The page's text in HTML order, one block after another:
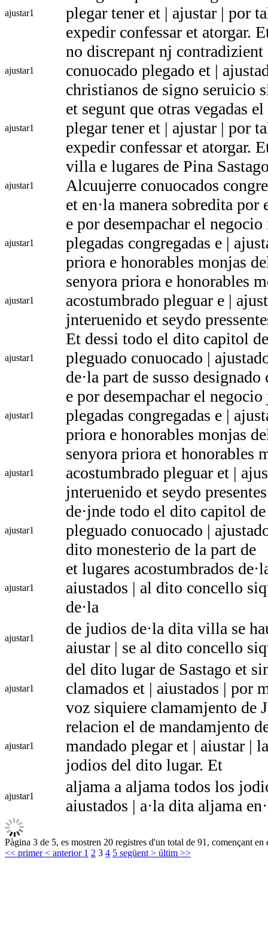
ajustar1
plegar tener et | ajustar | por
expedir confessar et atorgar.
ajustar1
no discrepant nj
conuocado plegado et |
christianos de signo seruicio
ajustar1
et segunt que otras vegadas
plegar tener et | ajustar | por
expedir confessar et atorgar.
ajustar1
villa e lugares de Pina
Alcuujerre conuocados
et en·la manera sobredita
ajustar1
e por desempachar el
plegadas congregadas e |
priora e honorables monjas
ajustar1
senyora priora e honorables
acostumbrado pleguar e |
jnteruenido et seydo
ajustar1
Et dessi todo el dito capitol
pleguado conuocado |
de·la part de susso
ajustar1
e por desempachar el
plegadas congregadas e |
priora e honorables monjas
ajustar1
senyora priora et honorables
acostumbrado pleguar et |
jnteruenido et seydo presentes
ajustar1
de·jnde todo el dito capitol
pleguado conuocado |
dito monesterio de la part de
ajustar1
et lugares acostumbrados
aiustados | al dito concello
de·la
ajustar1
de judios de·la dita villa se
aiustar | se al dito concello
ajustar1
del dito lugar de Sastago et
clamados et | aiustados | por
voz siquiere clamamjento de
ajustar1
relacion el de mandamjento
mandado plegar et | aiustar |
jodios del dito lugar. Et
ajustar1
aljama a aljama todos los
aiustados | a·la dita aljama
Pàgina 3 de 5, es mostren 20 registres d'un total de 91, començant
<< primer< anterior 1 2 3 4 5 següent > últim >>